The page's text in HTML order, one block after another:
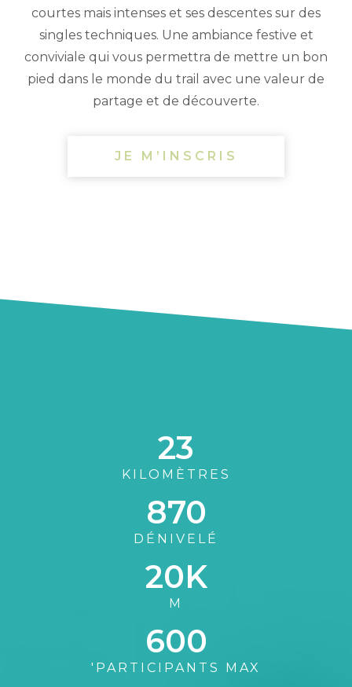
courtes mais intenses et ses descentes sur des
singles techniques. Une ambiance festive et
conviviale qui vous permettra de mettre un bon
pied dans le monde du trail avec une valeur de
partage et de découverte.
JE M’INSCRIS
23
KILOMÈTRES
870
DÉNIVELÉ
20K
M
600
'PARTICIPANTS MAX